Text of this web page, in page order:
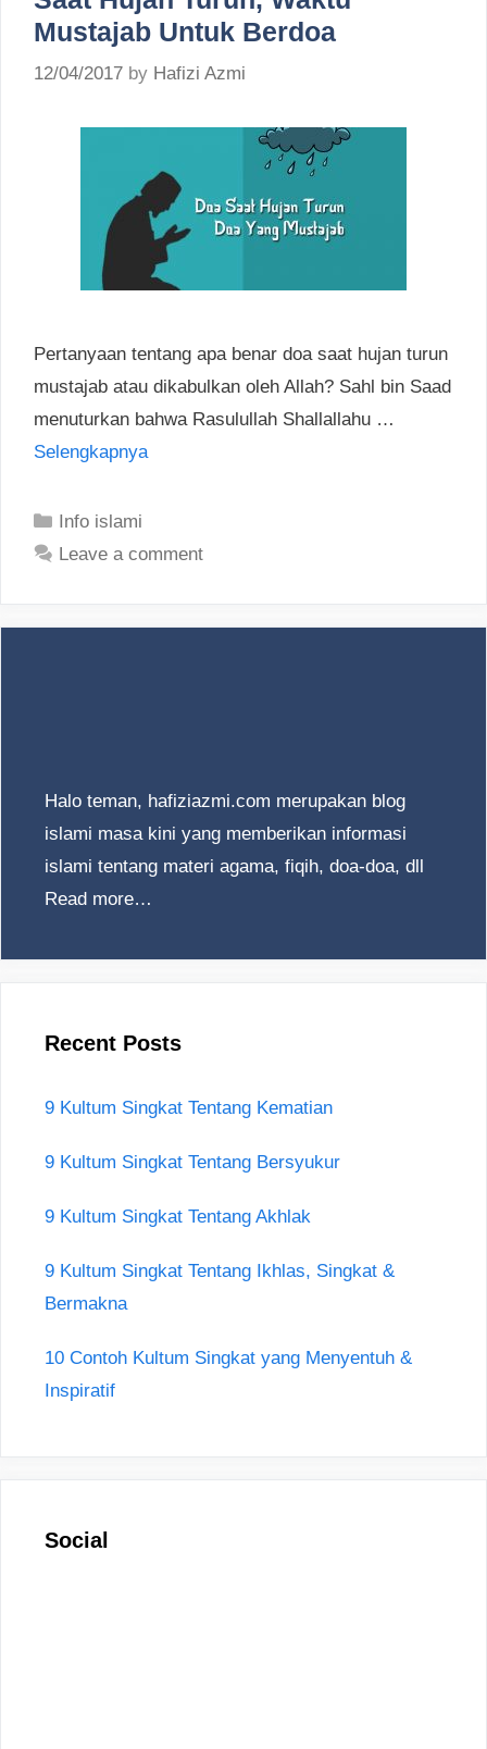
Mustajab Untuk Berdoa
12/04/2017 by Hafizi Azmi
Pertanyaan tentang apa benar doa saat hujan turun
mustajab atau dikabulkan oleh Allah? Sahl bin Saad
menuturkan bahwa Rasulullah Shallallahu …
Selengkapnya
Categories
Info islami
Leave a comment
Halo teman, hafiziazmi.com merupakan blog
islami masa kini yang memberikan informasi
islami tentang materi agama, fiqih, doa-doa, dll
Read more…
Recent Posts
9 Kultum Singkat Tentang Kematian
9 Kultum Singkat Tentang Bersyukur
9 Kultum Singkat Tentang Akhlak
9 Kultum Singkat Tentang Ikhlas, Singkat &
Bermakna
10 Contoh Kultum Singkat yang Menyentuh &
Inspiratif
Social